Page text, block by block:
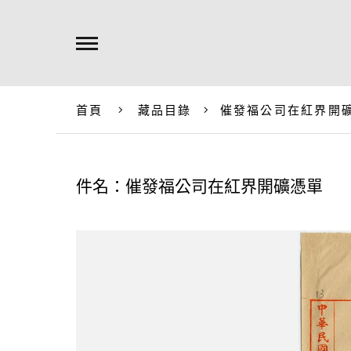
首頁 藏品目錄 催發福公司在紅界開
件名：催發福公司在紅界開礦憑單